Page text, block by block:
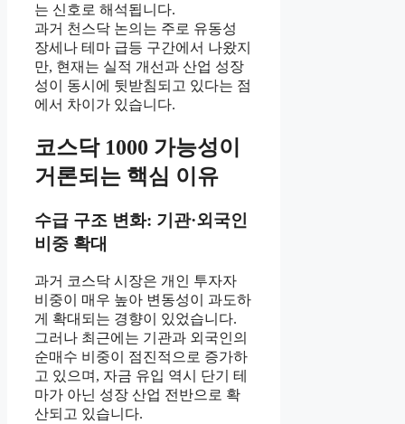
는 신호로 해석됩니다.
과거 천스닥 논의는 주로 유동성
장세나 테마 급등 구간에서 나왔지
만, 현재는 실적 개선과 산업 성장
성이 동시에 뒷받침되고 있다는 점
에서 차이가 있습니다.
코스닥 1000 가능성이
거론되는 핵심 이유
수급 구조 변화: 기관·외국인
비중 확대
과거 코스닥 시장은 개인 투자자
비중이 매우 높아 변동성이 과도하
게 확대되는 경향이 있었습니다.
그러나 최근에는 기관과 외국인의
순매수 비중이 점진적으로 증가하
고 있으며, 자금 유입 역시 단기 테
마가 아닌 성장 산업 전반으로 확
산되고 있습니다.